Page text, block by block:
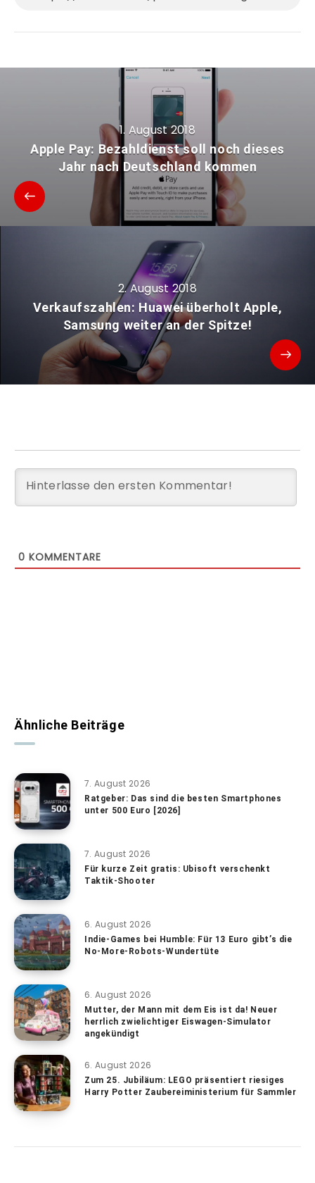
1. August 2018
Apple Pay: Bezahldienst soll noch dieses
Jahr nach Deutschland kommen
2. August 2018
Verkaufszahlen: Huawei überholt Apple,
Samsung weiter an der Spitze!
0 KOMMENTARE
Ähnliche Beiträge
7. August 2026
Ratgeber: Das sind die besten Smartphones
unter 500 Euro [2026]
7. August 2026
Für kurze Zeit gratis: Ubisoft verschenkt
Taktik-Shooter
6. August 2026
Indie-Games bei Humble: Für 13 Euro gibt’s die
No-More-Robots-Wundertüte
6. August 2026
Mutter, der Mann mit dem Eis ist da! Neuer
herrlich zwielichtiger Eiswagen-Simulator
angekündigt
6. August 2026
Zum 25. Jubiläum: LEGO präsentiert riesiges
Harry Potter Zaubereiministerium für Sammler